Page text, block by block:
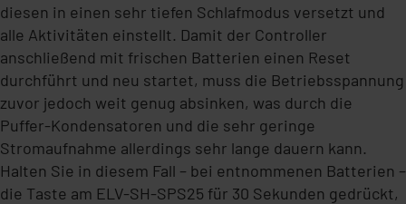
diesen in einen sehr tiefen Schlafmodus versetzt und
alle Aktivitäten einstellt. Damit der Controller
anschließend mit frischen Batterien einen Reset
durchführt und neu startet, muss die Betriebsspannung
zuvor jedoch weit genug absinken, was durch die
Puffer-Kondensatoren und die sehr geringe
Stromaufnahme allerdings sehr lange dauern kann.
Halten Sie in diesem Fall – bei entnommenen Batterien –
die Taste am ELV-SH-SPS25 für 30 Sekunden gedrückt,